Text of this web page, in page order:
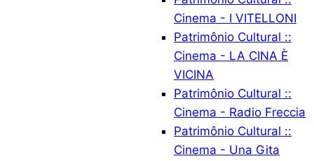
Cinema - I VITELLONI
Patrimônio Cultural ::
Cinema - LA CINA È
VICINA
Patrimônio Cultural ::
Cinema - Radio Freccia
Patrimônio Cultural ::
Cinema - Una Gita